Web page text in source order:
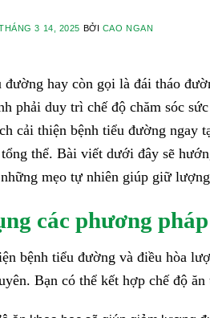
3 14, 2025 BỞI CAO NGAN
đường hay còn gọi là đái tháo
phải duy trì chế độ chăm sóc
cải thiện bệnh tiểu đường ngay
thể. Bài viết dưới đây sẽ
mẹo tự nhiên giúp giữ
các phương
bệnh tiểu đường và điều hòa
Bạn có thể kết hợp chế độ